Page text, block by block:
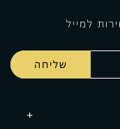
למייל